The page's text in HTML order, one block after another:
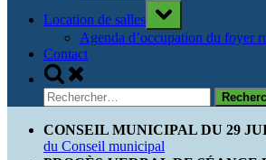
Location de salles
Toggle
sub-
menu
Agenda d’occupation du foyer
Contact
Toggle
search
form
Rechercher :
CONSEIL MUNICIPAL DU 29
du Conseil municipal